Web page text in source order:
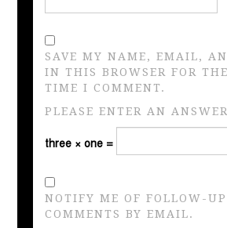
SAVE MY NAME, EMAIL,
IN THIS BROWSER FOR
TIME I COMMENT.
PLEASE ENTER AN
three × one =
NOTIFY ME OF FOLLOW-UP
COMMENTS BY EMAIL.